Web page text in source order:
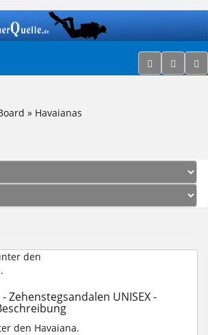
» Havaianas
Zehenstegsandalen UNISEX -
den Havaiana.